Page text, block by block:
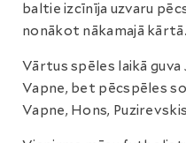
baltie izcīnīja uzvaru
nonākot nākamajā kārtā.
Vārtus spēles laikā
Vapne, bet pēcspēles
Vapne, Hons,